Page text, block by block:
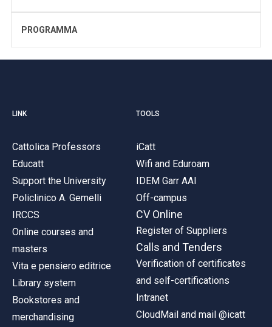
PROGRAMMA
LINK
Cattolica Professors
Educatt
Support the University
Policlinico A. Gemelli
IRCCS
Online courses and
masters
Vita e pensiero editrice
Library system
Bookstores and
merchandising
TOOLS
iCatt
Wifi and Eduroam
IDEM Garr AAI
Off-campus
CV Online
Register of Suppliers
Calls and Tenders
Verification of certificates
and self-certifications
Intranet
CloudMail and mail @icatt